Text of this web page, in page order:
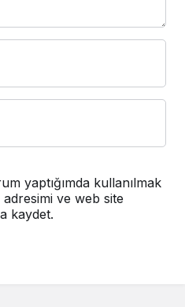
yaptığımda kullanılmak
adresimi ve web site
kaydet.